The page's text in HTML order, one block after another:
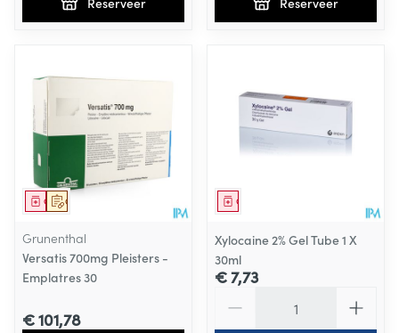
Op voorschrift
Geneesmiddel
Grunenthal
Versatis 700mg Pleisters -
Emplatres 30
€ 101,78
Geneesmiddel
Xylocaine 2% Gel Tube 1 X
30ml
€ 7,73